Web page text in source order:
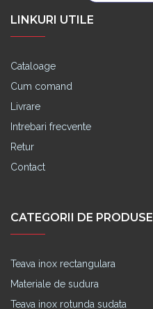
LINKURI UTILE
Cataloage
Cum comand
Livrare
Intrebari frecvente
Retur
Contact
CATEGORII DE PRODUSE
Teava inox rectangulara
Materiale de sudura
Teava inox rotunda sudata